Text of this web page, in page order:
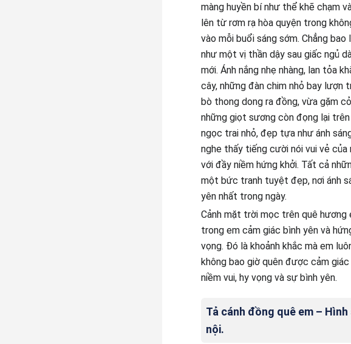
màng huyền bí như thể khẽ chạm
lên từ rơm rạ hòa quyện trong
vào mỗi buổi sáng sớm. Chẳng
như một vị thần dậy sau giấc ngủ
mới. Ánh nắng nhẹ nhàng, lan tỏa
cây, những đàn chim nhỏ bay lượn
bò thong dong ra đồng, vừa gặm
những giọt sương còn đọng lại trên
ngọc trai nhỏ, đẹp tựa như ánh
nghe thấy tiếng cười nói vui vẻ
với đầy niềm hứng khởi. Tất cả
một bức tranh tuyệt đẹp, nơi ánh
yên nhất trong ngày.
Cảnh mặt trời mọc trên quê
trong em cảm giác bình yên và
vọng. Đó là khoảnh khắc mà em
không bao giờ quên được cảm
niềm vui, hy vọng và sự bình yên.
Tả cánh đồng quê em –
nội.